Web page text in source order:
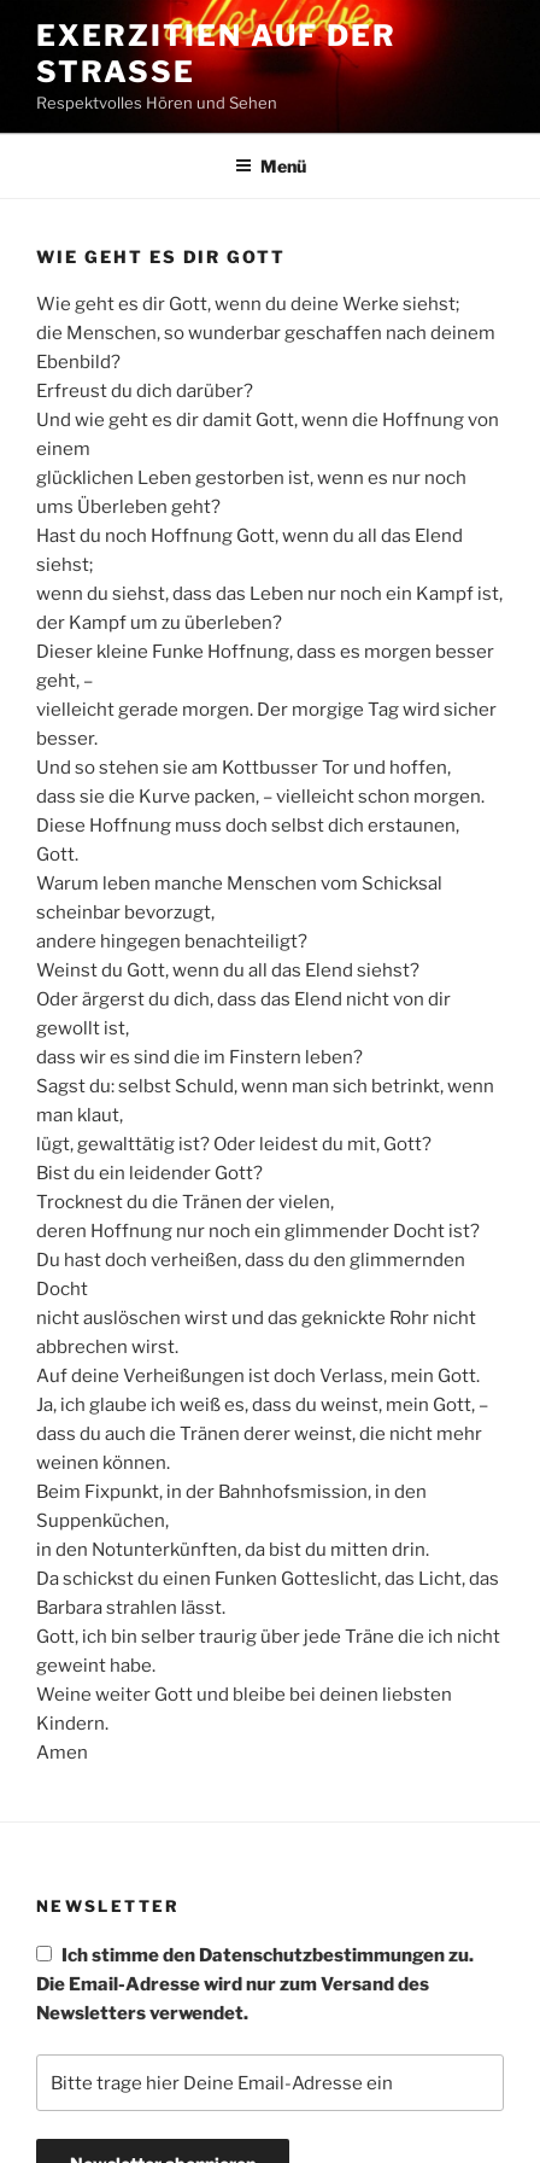
Inhalt
springen
EXERZITIEN AUF DER
STRASSE
Respektvolles Hören und Sehen
Menü
WIE GEHT ES DIR GOTT
Wie geht es dir Gott, wenn du deine Werke siehst;
die Menschen, so wunderbar geschaffen nach deinem
Ebenbild?
Erfreust du dich darüber?
Und wie geht es dir damit Gott, wenn die Hoffnung von
einem
glücklichen Leben gestorben ist, wenn es nur noch
ums Überleben geht?
Hast du noch Hoffnung Gott, wenn du all das Elend
siehst;
wenn du siehst, dass das Leben nur noch ein Kampf ist,
der Kampf um zu überleben?
Dieser kleine Funke Hoffnung, dass es morgen besser
geht, –
vielleicht gerade morgen. Der morgige Tag wird sicher
besser.
Und so stehen sie am Kottbusser Tor und hoffen,
dass sie die Kurve packen, – vielleicht schon morgen.
Diese Hoffnung muss doch selbst dich erstaunen,
Gott.
Warum leben manche Menschen vom Schicksal
scheinbar bevorzugt,
andere hingegen benachteiligt?
Weinst du Gott, wenn du all das Elend siehst?
Oder ärgerst du dich, dass das Elend nicht von dir
gewollt ist,
dass wir es sind die im Finstern leben?
Sagst du: selbst Schuld, wenn man sich betrinkt, wenn
man klaut,
lügt, gewalttätig ist? Oder leidest du mit, Gott?
Bist du ein leidender Gott?
Trocknest du die Tränen der vielen,
deren Hoffnung nur noch ein glimmender Docht ist?
Du hast doch verheißen, dass du den glimmernden
Docht
nicht auslöschen wirst und das geknickte Rohr nicht
abbrechen wirst.
Auf deine Verheißungen ist doch Verlass, mein Gott.
Ja, ich glaube ich weiß es, dass du weinst, mein Gott, –
dass du auch die Tränen derer weinst, die nicht mehr
weinen können.
Beim Fixpunkt, in der Bahnhofsmission, in den
Suppenküchen,
in den Notunterkünften, da bist du mitten drin.
Da schickst du einen Funken Gotteslicht, das Licht, das
Barbara strahlen lässt.
Gott, ich bin selber traurig über jede Träne die ich nicht
geweint habe.
Weine weiter Gott und bleibe bei deinen liebsten
Kindern.
Amen
NEWSLETTER
Ich stimme den Datenschutzbestimmungen zu.
Die Email-Adresse wird nur zum Versand des
Newsletters verwendet.